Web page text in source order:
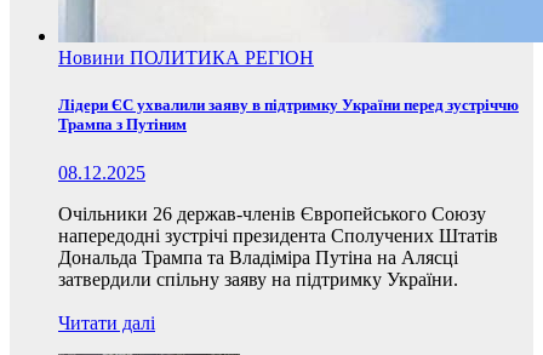
Новини ПОЛИТИКА РЕГІОН
Лідери ЄС ухвалили заяву в підтримку України перед зустріччю
Трампа з Путіним
08.12.2025
Очільники 26 держав-членів Європейського Союзу
напередодні зустрічі президента Сполучених Штатів
Дональда Трампа та Владіміра Путіна на Алясці
затвердили спільну заяву на підтримку України.
Читати далі